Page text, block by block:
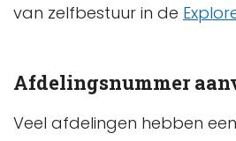
van zelfbestuur in de
Afdelingsnummer
Veel afdelingen hebben een